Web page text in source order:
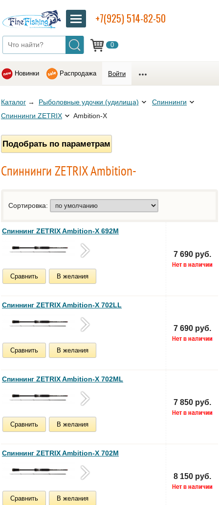
0
+7(925) 514-82-50
Новинки Распродажа Войти
Каталог → Рыболовные удочки (удилища)
Спиннинги
Спиннинги ZETRIX
Ambition-X
Подобрать по параметрам
Спиннинги ZETRIX Ambition-
Сортировка:
Спиннинг ZETRIX Ambition-X 692M
Сравнить В желания
7 690 руб.
Спиннинг ZETRIX Ambition-X 702LL
Сравнить В желания
7 690 руб.
Спиннинг ZETRIX Ambition-X 702ML
Сравнить В желания
7 850 руб.
Спиннинг ZETRIX Ambition-X 702M
Сравнить В желания
8 150 руб.